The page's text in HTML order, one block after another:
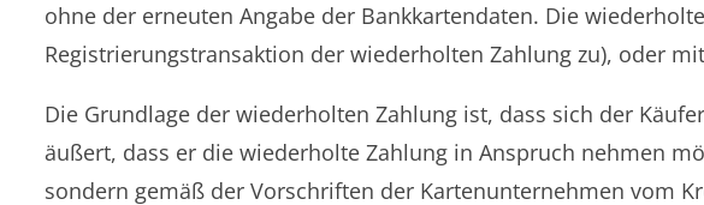
ohne der erneuten Angabe der Bankkartendaten. Die
Registrierungstransaktion der wiederholten Zahlung zu), oder
Die Grundlage der wiederholten Zahlung ist, dass sich der
äußert, dass er die wiederholte Zahlung in Anspruch nehmen
sondern gemäß der Vorschriften der Kartenunternehmen vom